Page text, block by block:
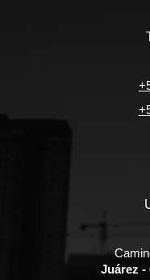
Juárez -